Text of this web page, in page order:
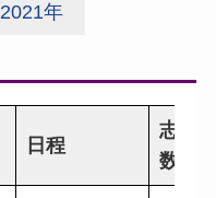
2021年
日程
志願
数